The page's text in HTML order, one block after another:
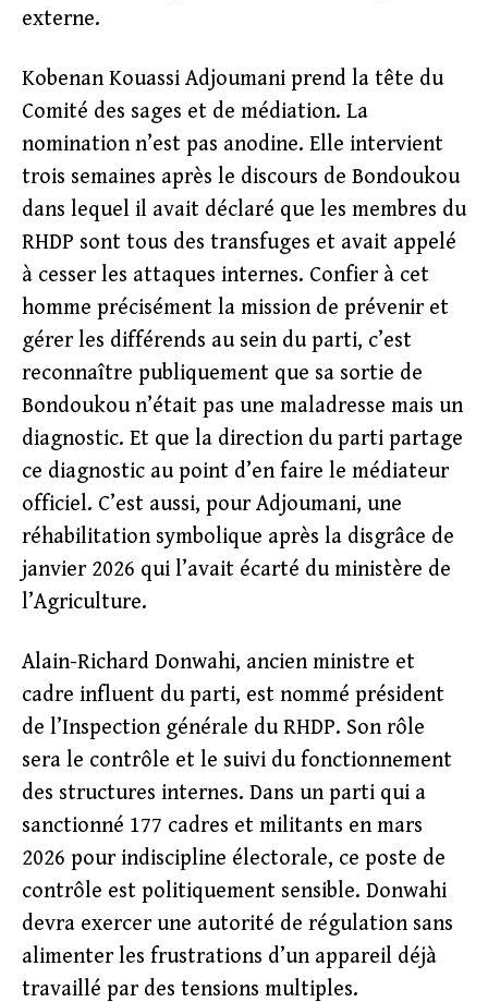
externe.
Kobenan Kouassi Adjoumani prend la tête du
Comité des sages et de médiation. La
nomination n’est pas anodine. Elle intervient
trois semaines après le discours de Bondoukou
dans lequel il avait déclaré que les membres du
RHDP sont tous des transfuges et avait appelé
à cesser les attaques internes. Confier à cet
homme précisément la mission de prévenir et
gérer les différends au sein du parti, c’est
reconnaître publiquement que sa sortie de
Bondoukou n’était pas une maladresse mais un
diagnostic. Et que la direction du parti partage
ce diagnostic au point d’en faire le médiateur
officiel. C’est aussi, pour Adjoumani, une
réhabilitation symbolique après la disgrâce de
janvier 2026 qui l’avait écarté du ministère de
l’Agriculture.
Alain-Richard Donwahi, ancien ministre et
cadre influent du parti, est nommé président
de l’Inspection générale du RHDP. Son rôle
sera le contrôle et le suivi du fonctionnement
des structures internes. Dans un parti qui a
sanctionné 177 cadres et militants en mars
2026 pour indiscipline électorale, ce poste de
contrôle est politiquement sensible. Donwahi
devra exercer une autorité de régulation sans
alimenter les frustrations d’un appareil déjà
travaillé par des tensions multiples.